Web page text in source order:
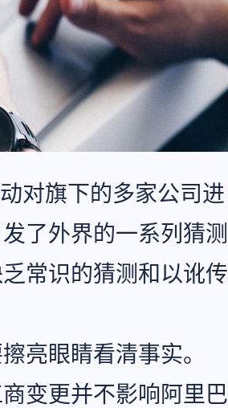
对旗下的多家公司进
了外界的一系列猜测
常识的猜测和以讹传
亮眼睛看清事实。
商变更并不影响阿里巴